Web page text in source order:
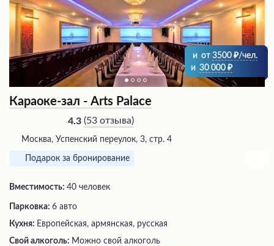
и от 3500
/чел.
и 30 000
Караоке-зал - Arts Palace
4.3 (53 отзыва)
Москва, Успенский переулок, 3, стр. 4
Подарок за бронирование
Вместимость: 40 человек
Парковка: 6 авто
Кухня: Европейская, армянская, русская
Свой алкоголь: Можно свой алкоголь